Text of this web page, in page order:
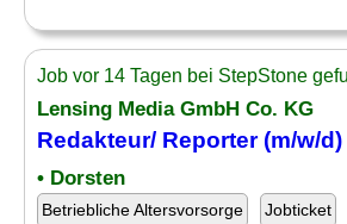
Job vor 14 Tagen bei StepStone
Lensing Media GmbH Co. KG
Redakteur/ Reporter (m/w/d)
• Dorsten
Betriebliche Altersvorsorge Jobticket